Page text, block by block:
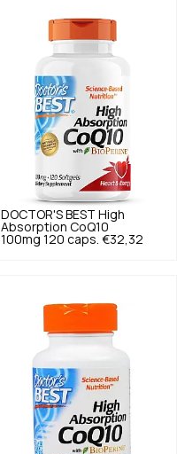
DOCTOR'S BEST High
Absorption CoQ10
100mg 120 caps. €32,32